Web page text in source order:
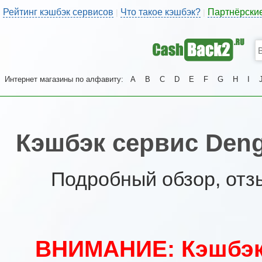
Рейтинг кэшбэк сервисов | Что такое кэшбэк?
Интернет магазины по алфавиту: A B C D E F G H
Кэшбэк сервис
Подробный обзор,
ВНИМАНИЕ: Кэшбэк